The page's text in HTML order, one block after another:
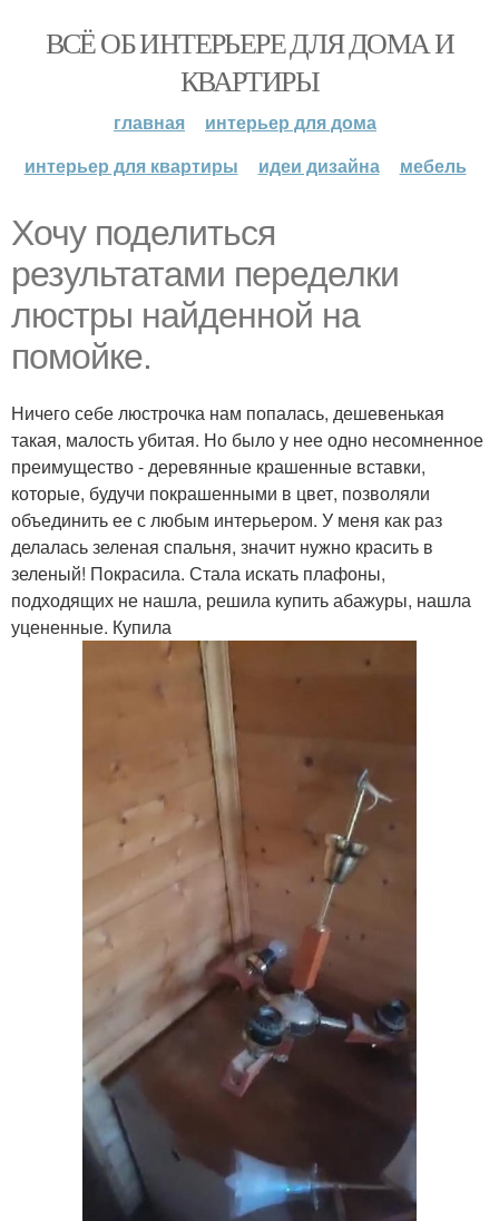
ВСЁ ОБ ИНТЕРЬЕРЕ ДЛЯ ДОМА И
КВАРТИРЫ
главная
интерьер для дома
интерьер для квартиры
идеи дизайна мебель
Хочу поделиться
результатами переделки
люстры найденной на
помойке.
Ничего себе люстрочка нам попалась, дешевенькая
такая, малость убитая. Но было у нее одно несомненное
преимущество - деревянные крашенные вставки,
которые, будучи покрашенными в цвет, позволяли
объединить ее с любым интерьером. У меня как раз
делалась зеленая спальня, значит нужно красить в
зеленый! Покрасила. Стала искать плафоны,
подходящих не нашла, решила купить абажуры, нашла
уцененные. Купила